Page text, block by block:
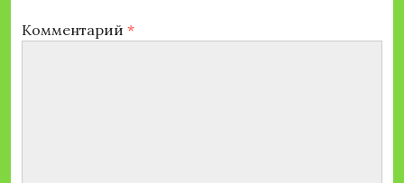
Комментарий *